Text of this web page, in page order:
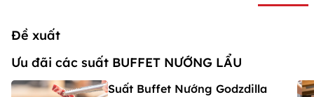
Đề xuất
Ưu đãi các suất BUFFET NƯỚNG LẨU
Suất Buffet Nướng Godzdilla